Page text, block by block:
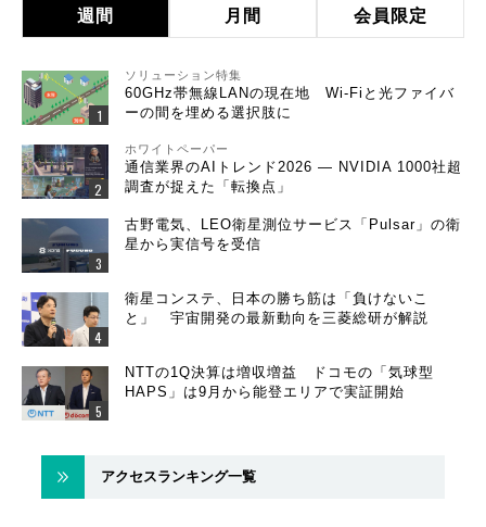
週間 月間 会員限定
ソリューション特集
60GHz帯無線LANの現在地 Wi-Fiと光ファイバ
ーの間を埋める選択肢に
ホワイトペーパー
通信業界のAIトレンド2026 ― NVIDIA 1000社超
調査が捉えた「転換点」
古野電気、LEO衛星測位サービス「Pulsar」の衛
星から実信号を受信
衛星コンステ、日本の勝ち筋は「負けないこ
と」 宇宙開発の最新動向を三菱総研が解説
NTTの1Q決算は増収増益 ドコモの「気球型
HAPS」は9月から能登エリアで実証開始
アクセスランキング一覧